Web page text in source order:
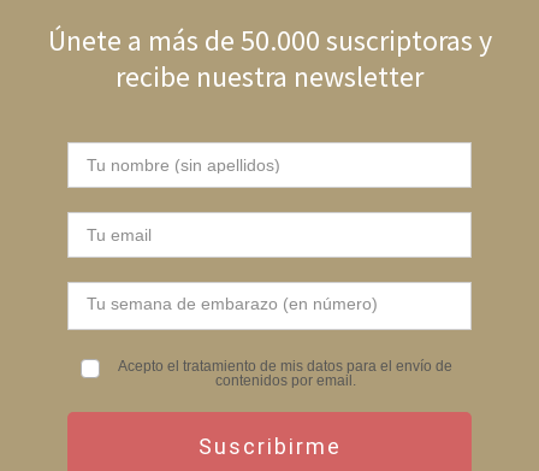
Únete a más de 50.000 suscriptoras y
recibe nuestra newsletter
Acepto el tratamiento de mis datos para el envío de
contenidos por email.
Suscribirme